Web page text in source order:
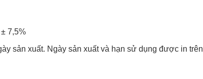
7,5%
sản xuất. Ngày sản xuất và hạn sử dụng được in